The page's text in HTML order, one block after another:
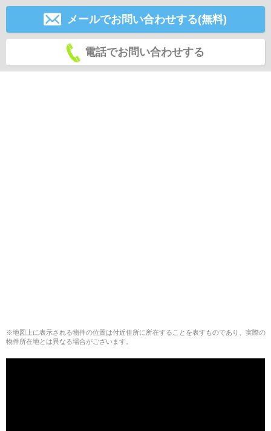
メールでお問い合わせする(無料)
電話でお問い合わせする
※地図上に表示される物件の位置は付近住所に所在することを表すものであり、実際の
物件所在地とは異なる場合がございます。